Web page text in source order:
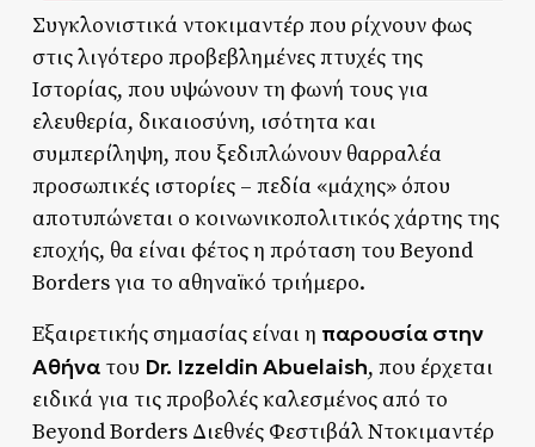
Συγκλονιστικά ντοκιμαντέρ που ρίχνουν φως
στις λιγότερο προβεβλημένες πτυχές της
Ιστορίας, που υψώνουν τη φωνή τους για
ελευθερία, δικαιοσύνη, ισότητα και
συμπερίληψη, που ξεδιπλώνουν θαρραλέα
προσωπικές ιστορίες – πεδία «μάχης» όπου
αποτυπώνεται ο κοινωνικοπολιτικός χάρτης της
εποχής, θα είναι φέτος η πρόταση του Beyond
Borders για το αθηναϊκό τριήμερο.
Εξαιρετικής σημασίας είναι η παρουσία στην
Αθήνατου Dr. Izzeldin Abuelaish, που έρχεται
ειδικά για τις προβολές καλεσμένος από το
Beyond Borders Διεθνές Φεστιβάλ Ντοκιμαντέρ